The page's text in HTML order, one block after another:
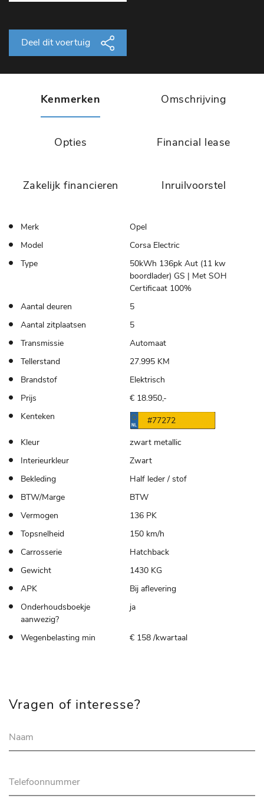
Deel dit voertuig
Kenmerken Omschrijving
Opties Financial lease
Zakelijk financieren Inruilvoorstel
Merk
Opel
Model
Corsa Electric
Type
50kWh 136pk Aut (11 kw
boordlader) GS | Met SOH
Certificaat 100%
Aantal deuren
5
Aantal zitplaatsen
5
Transmissie
Automaat
Tellerstand
27.995 KM
Brandstof
Elektrisch
Prijs
€ 18.950,-
Kenteken
#77272
Kleur
zwart metallic
Interieurkleur
Zwart
Bekleding
Half leder / stof
BTW/Marge
BTW
Vermogen
136 PK
Topsnelheid
150 km/h
Carrosserie
Hatchback
Gewicht
1430 KG
APK
Bij aflevering
Onderhoudsboekje
aanwezig?
ja
Wegenbelasting min € 158 /kwartaal
Vragen of interesse?